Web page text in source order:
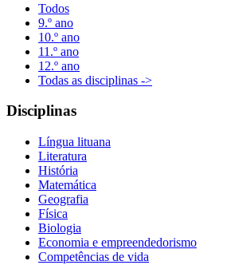
Todos
9.º ano
10.º ano
11.º ano
12.º ano
Todas as disciplinas ->
Disciplinas
Língua lituana
Literatura
História
Matemática
Geografia
Física
Biologia
Economia e empreendedorismo
Competências de vida